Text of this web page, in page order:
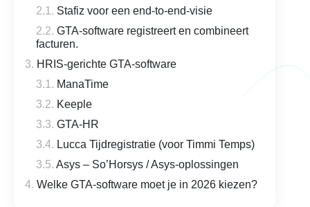
Stafiz voor een end-to-end-visie
GTA-software registreert en combineert
facturen.
HRIS-gerichte GTA-software
ManaTime
Keeple
GTA-HR
Lucca Tijdregistratie (voor Timmi Temps)
Asys – So’Horsys / Asys-oplossingen
Welke GTA-software moet je in 2026 kiezen?